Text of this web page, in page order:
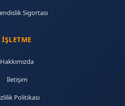
Sigortası
İŞLETME
Hakkımızda
İletişim
Politikası